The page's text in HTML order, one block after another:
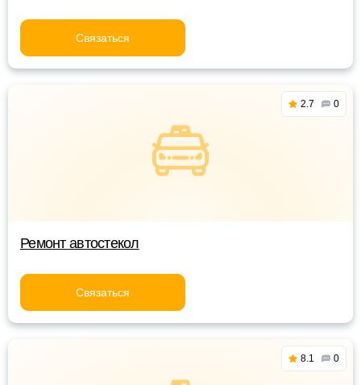
Связаться
2.7 0
Ремонт автостекол
Связаться
8.1 0